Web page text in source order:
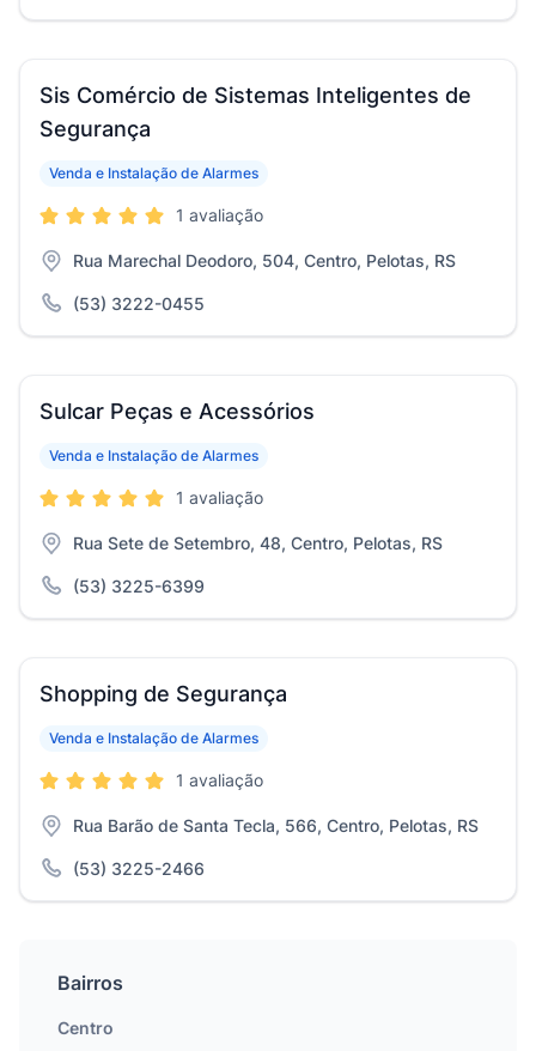
Sis Comércio de Sistemas Inteligentes de
Segurança
Venda e Instalação de Alarmes
1 avaliação
Rua Marechal Deodoro, 504, Centro, Pelotas, RS
(53) 3222-0455
Sulcar Peças e Acessórios
Venda e Instalação de Alarmes
1 avaliação
Rua Sete de Setembro, 48, Centro, Pelotas, RS
(53) 3225-6399
Shopping de Segurança
Venda e Instalação de Alarmes
1 avaliação
Rua Barão de Santa Tecla, 566, Centro, Pelotas, RS
(53) 3225-2466
Bairros
Centro